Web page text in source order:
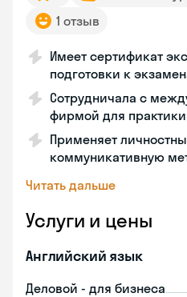
1 отзыв
Имеет сертификат
подготовки к
Сотрудничала с
фирмой для
Применяет
коммуникативную
Читать дальше
Услуги и цены
Английский язык
Деловой - для бизнеса